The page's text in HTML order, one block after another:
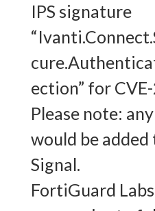
IPS signature
ection” for
Please note:
would be
Signal.
FortiGuard